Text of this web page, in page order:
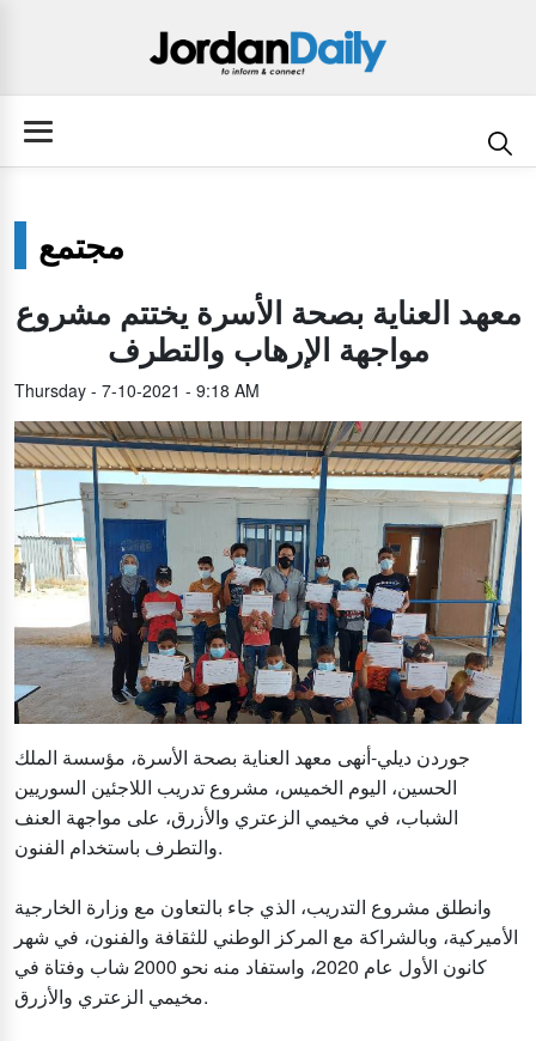
مجتمع
معهد العناية بصحة الأسرة يختتم مشروع
مواجهة الإرهاب والتطرف
Thursday - 7-10-2021 - 9:18 AM
جوردن ديلي-أنهى معهد العناية بصحة الأسرة، مؤسسة الملك
الحسين، اليوم الخميس، مشروع تدريب اللاجئين السوريين
الشباب، في مخيمي الزعتري والأزرق، على مواجهة العنف
والتطرف باستخدام الفنون.
وانطلق مشروع التدريب، الذي جاء بالتعاون مع وزارة الخارجية
الأميركية، وبالشراكة مع المركز الوطني للثقافة والفنون، في شهر
كانون الأول عام 2020، واستفاد منه نحو 2000 شاب وفتاة في
مخيمي الزعتري والأزرق.